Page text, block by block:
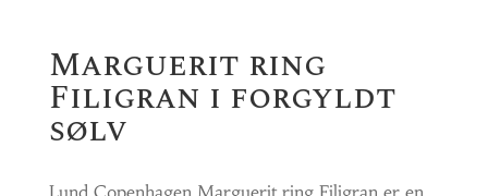
Marguerit ring
Filigran i forgyldt
sølv
Lund Copenhagen Marguerit ring Filigran er en